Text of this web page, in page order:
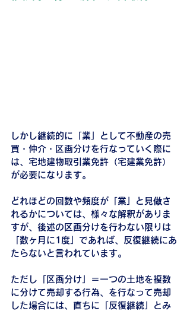
しかし継続的に「業」として不動産の売
買・仲介・区画分けを行なっていく際に
は、宅地建物取引業免許（宅建業免許）
が必要になります。
どれほどの回数や頻度が「業」と見做さ
れるかについては、様々な解釈がありま
すが、後述の区画分けを行わない限りは
「数ヶ月に1度」であれば、反復継続にあ
たらないと言われています。
ただし「区画分け」＝一つの土地を複数
に分けて売却する行為、を行なって売却
した場合には、直ちに「反復継続」とみ